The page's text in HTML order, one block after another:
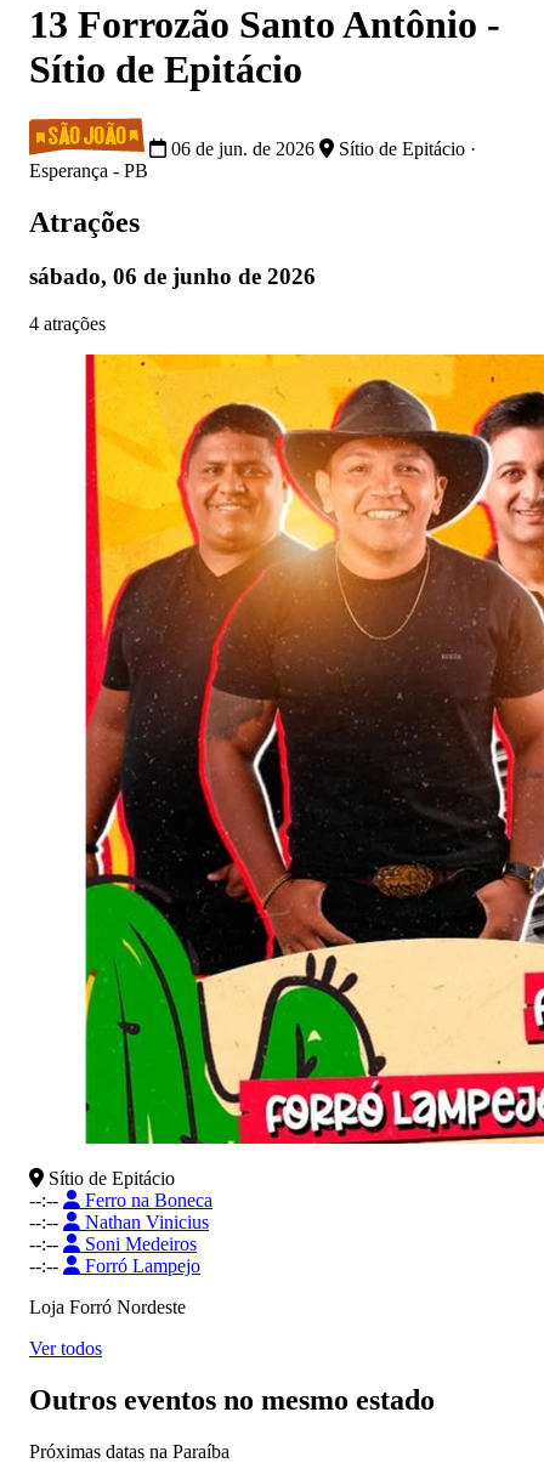
13 Forrozão Santo Antônio -
Sítio de Epitácio
06 de jun. de 2026
Sítio de Epitácio ·
Esperança - PB
Atrações
sábado, 06 de junho de 2026
4 atrações
Sítio de Epitácio
--:--
Ferro na Boneca
--:--
Nathan Vinicius
--:--
Soni Medeiros
--:--
Forró Lampejo
Loja Forró Nordeste
Ver todos
Outros eventos no mesmo estado
Próximas datas na Paraíba